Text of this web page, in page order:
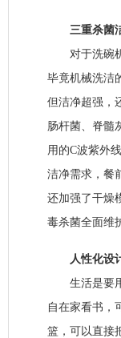
三重杀菌洁
对于洗碗机
毕竟机械洗洁
但洁净超强，
肠杆菌、脊髓
用的C波紫外
洁净需求，餐
还加强了干燥
毒杀菌全面维
人性化设计
生活是要用
自在家看书，
篮，可以直接